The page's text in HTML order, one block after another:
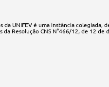
da UNIFEV é uma instância
Resolução CNS N°466/12, de 12 de